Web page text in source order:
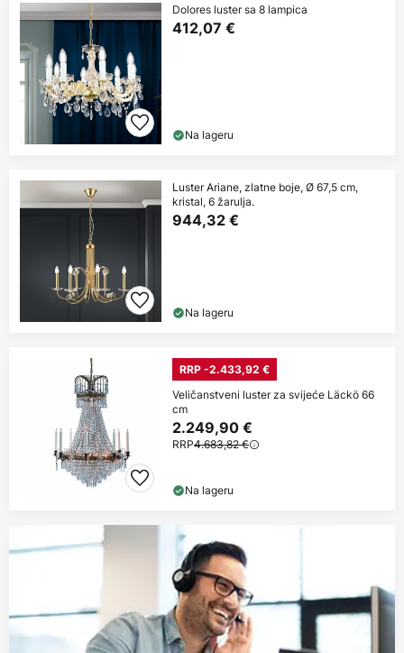
Dolores luster sa 8 lampica
412,07 €
Na lageru
Luster Ariane, zlatne boje, Ø 67,5 cm,
kristal, 6 žarulja.
944,32 €
Na lageru
RRP -2.433,92 €
Veličanstveni luster za svijeće Läckö 66
cm
2.249,90 €
RRP4.683,82 €
Na lageru